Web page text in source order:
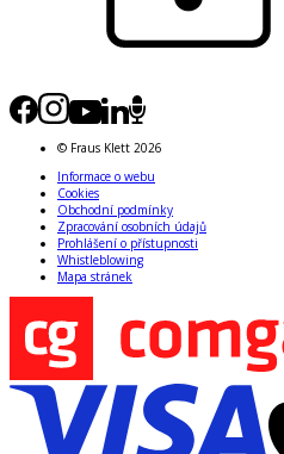
© Fraus Klett 2026
Informace o webu
Cookies
Obchodní podmínky
Zpracování osobních údajů
Prohlášení o přístupnosti
Whistleblowing
Mapa stránek